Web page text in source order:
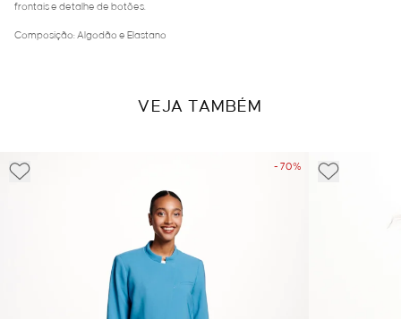
frontais e detalhe de botões.
Composição: Algodão e Elastano
VEJA TAMBÉM
- 70%